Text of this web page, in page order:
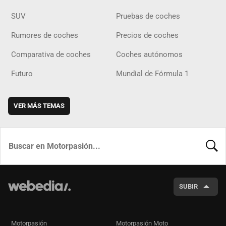
SUV Pruebas de coches
Rumores de coches Precios de coches
Comparativa de coches Coches autónomos
Futuro Mundial de Fórmula 1
VER MÁS TEMAS
SUBIR
Motorpasión Motorpasión Moto